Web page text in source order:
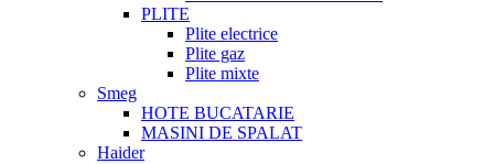
PLITE
Plite electrice
Plite gaz
Plite mixte
Smeg
HOTE BUCATARIE
MASINI DE SPALAT
Haider